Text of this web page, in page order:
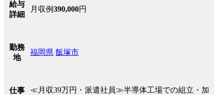
給与
詳細
月収例390,000円
勤務
地
福岡県 飯塚市
仕事
≪月収39万円・派遣社員≫半導体工場での組立・加